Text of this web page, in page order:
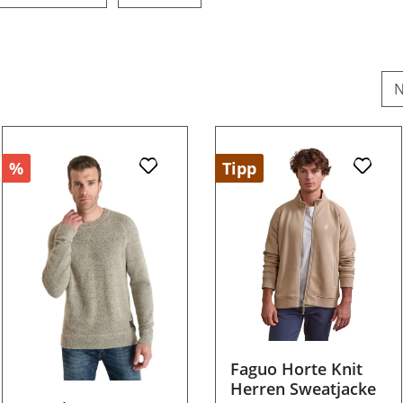
% Tipp
Faguo Horte Knit
Herren Sweatjacke